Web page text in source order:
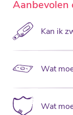
Aanbevolen
Kan ik
Wat
Wat